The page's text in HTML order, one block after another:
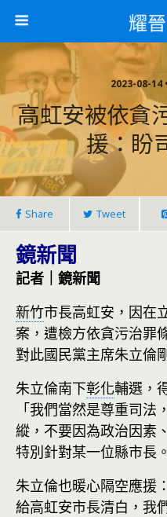
耀
2023-08-14
高虹安被依貪
援：盼
Share Tweet
鏡新聞
記者｜鏡新聞
新竹市長高虹安，因在
案，遭檢方依貪污治罪
對此國民黨主席朱立倫
朱立倫南下彰化輔選，
「我們當然是尊重司
縱，不要因為政治因素
特別針對某一位縣市長。
朱立倫也暖心隔空應援
給高虹安市長清白，我